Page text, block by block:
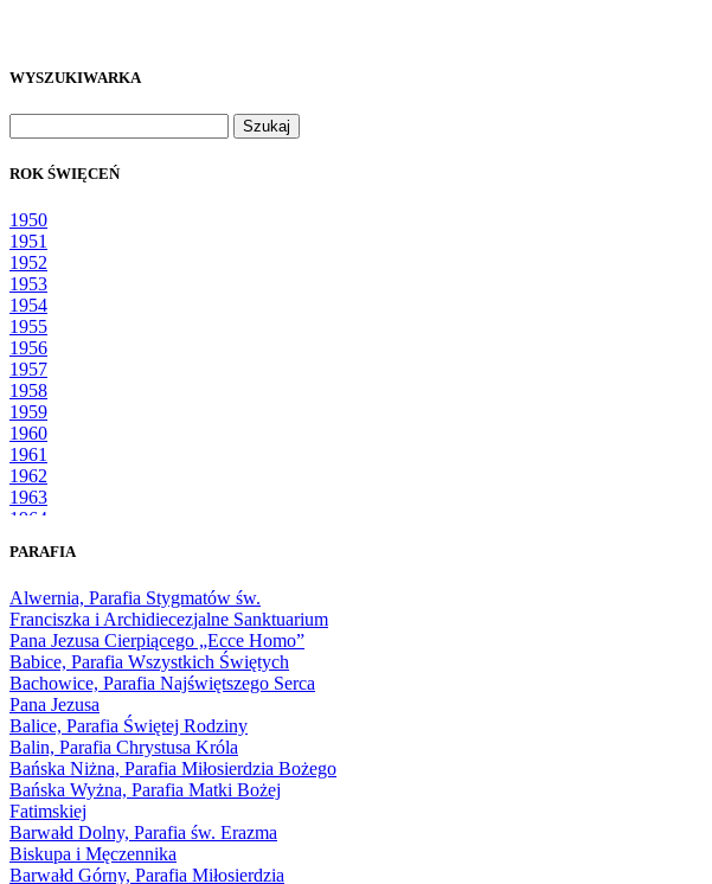
WYSZUKIWARKA
ROK ŚWIĘCEŃ
1950
1951
1952
1953
1954
1955
1956
1957
1958
1959
1960
1961
1962
1963
1964
1966
1968
1969
1970
1971
1972
1973
1974
1975
1976
1977
1978
1979
1980
PARAFIA
Alwernia, Parafia Stygmatów św.
Franciszka i Archidiecezjalne Sanktuarium
Pana Jezusa Cierpiącego „Ecce Homo”
Babice, Parafia Wszystkich Świętych
Bachowice, Parafia Najświętszego Serca
Pana Jezusa
Balice, Parafia Świętej Rodziny
Balin, Parafia Chrystusa Króla
Bańska Niżna, Parafia Miłosierdzia Bożego
Bańska Wyżna, Parafia Matki Bożej
Fatimskiej
Barwałd Dolny, Parafia św. Erazma
Biskupa i Męczennika
Barwałd Górny, Parafia Miłosierdzia